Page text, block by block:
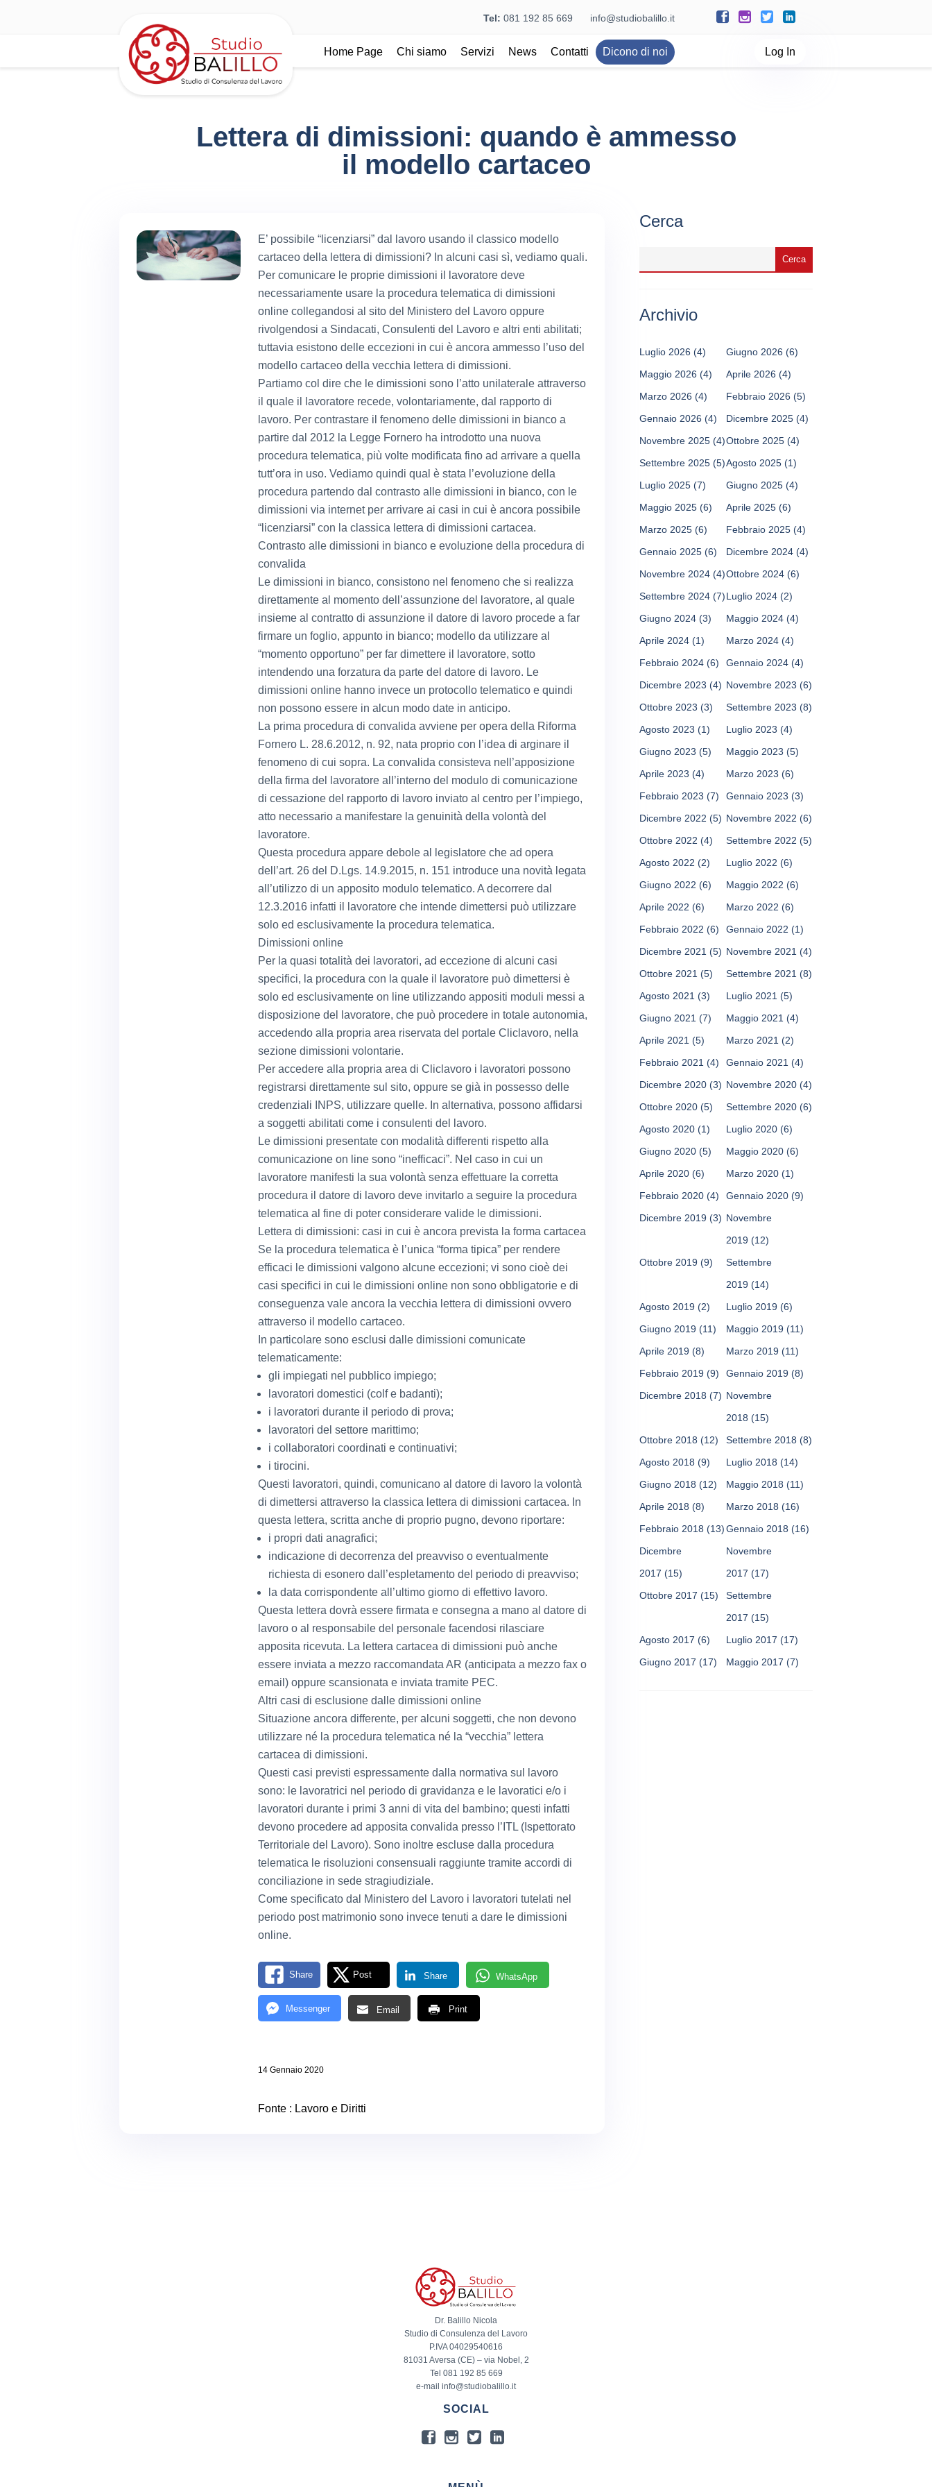
Tel: 081 192 85 669 info@studiobalillo.it
Home Page Chi siamo Servizi News Contatti Dicono di noi Log In
Lettera di dimissioni: quando è ammesso
il modello cartaceo
E’ possibile “licenziarsi” dal lavoro usando il classico modello
cartaceo della lettera di dimissioni? In alcuni casi sì, vediamo quali.
Per comunicare le proprie dimissioni il lavoratore deve
necessariamente usare la procedura telematica di dimissioni
online collegandosi al sito del Ministero del Lavoro oppure
rivolgendosi a Sindacati, Consulenti del Lavoro e altri enti abilitati;
tuttavia esistono delle eccezioni in cui è ancora ammesso l’uso del
modello cartaceo della vecchia lettera di dimissioni.
Partiamo col dire che le dimissioni sono l’atto unilaterale attraverso
il quale il lavoratore recede, volontariamente, dal rapporto di
lavoro. Per contrastare il fenomeno delle dimissioni in bianco a
partire dal 2012 la Legge Fornero ha introdotto una nuova
procedura telematica, più volte modificata fino ad arrivare a quella
tutt’ora in uso. Vediamo quindi qual è stata l’evoluzione della
procedura partendo dal contrasto alle dimissioni in bianco, con le
dimissioni via internet per arrivare ai casi in cui è ancora possibile
“licenziarsi” con la classica lettera di dimissioni cartacea.
Contrasto alle dimissioni in bianco e evoluzione della procedura di
convalida
Le dimissioni in bianco, consistono nel fenomeno che si realizza
direttamente al momento dell’assunzione del lavoratore, al quale
insieme al contratto di assunzione il datore di lavoro procede a far
firmare un foglio, appunto in bianco; modello da utilizzare al
“momento opportuno” per far dimettere il lavoratore, sotto
intendendo una forzatura da parte del datore di lavoro. Le
dimissioni online hanno invece un protocollo telematico e quindi
non possono essere in alcun modo date in anticipo.
La prima procedura di convalida avviene per opera della Riforma
Fornero L. 28.6.2012, n. 92, nata proprio con l’idea di arginare il
fenomeno di cui sopra. La convalida consisteva nell’apposizione
della firma del lavoratore all’interno del modulo di comunicazione
di cessazione del rapporto di lavoro inviato al centro per l’impiego,
atto necessario a manifestare la genuinità della volontà del
lavoratore.
Questa procedura appare debole al legislatore che ad opera
dell’art. 26 del D.Lgs. 14.9.2015, n. 151 introduce una novità legata
all’utilizzo di un apposito modulo telematico. A decorrere dal
12.3.2016 infatti il lavoratore che intende dimettersi può utilizzare
solo ed esclusivamente la procedura telematica.
Dimissioni online
Per la quasi totalità dei lavoratori, ad eccezione di alcuni casi
specifici, la procedura con la quale il lavoratore può dimettersi è
solo ed esclusivamente on line utilizzando appositi moduli messi a
disposizione del lavoratore, che può procedere in totale autonomia,
accedendo alla propria area riservata del portale Cliclavoro, nella
sezione dimissioni volontarie.
Per accedere alla propria area di Cliclavoro i lavoratori possono
registrarsi direttamente sul sito, oppure se già in possesso delle
credenziali INPS, utilizzare quelle. In alternativa, possono affidarsi
a soggetti abilitati come i consulenti del lavoro.
Le dimissioni presentate con modalità differenti rispetto alla
comunicazione on line sono “inefficaci”. Nel caso in cui un
lavoratore manifesti la sua volontà senza effettuare la corretta
procedura il datore di lavoro deve invitarlo a seguire la procedura
telematica al fine di poter considerare valide le dimissioni.
Lettera di dimissioni: casi in cui è ancora prevista la forma cartacea
Se la procedura telematica è l’unica “forma tipica” per rendere
efficaci le dimissioni valgono alcune eccezioni; vi sono cioè dei
casi specifici in cui le dimissioni online non sono obbligatorie e di
conseguenza vale ancora la vecchia lettera di dimissioni ovvero
attraverso il modello cartaceo.
In particolare sono esclusi dalle dimissioni comunicate
telematicamente:
gli impiegati nel pubblico impiego;
lavoratori domestici (colf e badanti);
i lavoratori durante il periodo di prova;
lavoratori del settore marittimo;
i collaboratori coordinati e continuativi;
i tirocini.
Questi lavoratori, quindi, comunicano al datore di lavoro la volontà
di dimettersi attraverso la classica lettera di dimissioni cartacea. In
questa lettera, scritta anche di proprio pugno, devono riportare:
i propri dati anagrafici;
indicazione di decorrenza del preavviso o eventualmente
richiesta di esonero dall’espletamento del periodo di preavviso;
la data corrispondente all’ultimo giorno di effettivo lavoro.
Questa lettera dovrà essere firmata e consegna a mano al datore di
lavoro o al responsabile del personale facendosi rilasciare
apposita ricevuta. La lettera cartacea di dimissioni può anche
essere inviata a mezzo raccomandata AR (anticipata a mezzo fax o
email) oppure scansionata e inviata tramite PEC.
Altri casi di esclusione dalle dimissioni online
Situazione ancora differente, per alcuni soggetti, che non devono
utilizzare né la procedura telematica né la “vecchia” lettera
cartacea di dimissioni.
Questi casi previsti espressamente dalla normativa sul lavoro
sono: le lavoratrici nel periodo di gravidanza e le lavoratici e/o i
lavoratori durante i primi 3 anni di vita del bambino; questi infatti
devono procedere ad apposita convalida presso l’ITL (Ispettorato
Territoriale del Lavoro). Sono inoltre escluse dalla procedura
telematica le risoluzioni consensuali raggiunte tramite accordi di
conciliazione in sede stragiudiziale.
Come specificato dal Ministero del Lavoro i lavoratori tutelati nel
periodo post matrimonio sono invece tenuti a dare le dimissioni
online.
Share Post Share WhatsApp
Messenger Email Print
14 Gennaio 2020
Fonte : Lavoro e Diritti
Cerca
Archivio
Luglio 2026 (4) Giugno 2026 (6)
Maggio 2026 (4) Aprile 2026 (4)
Marzo 2026 (4) Febbraio 2026 (5)
Gennaio 2026 (4) Dicembre 2025 (4)
Novembre 2025 (4)Ottobre 2025 (4)
Settembre 2025 (5)Agosto 2025 (1)
Luglio 2025 (7) Giugno 2025 (4)
Maggio 2025 (6) Aprile 2025 (6)
Marzo 2025 (6) Febbraio 2025 (4)
Gennaio 2025 (6) Dicembre 2024 (4)
Novembre 2024 (4)Ottobre 2024 (6)
Settembre 2024 (7)Luglio 2024 (2)
Giugno 2024 (3) Maggio 2024 (4)
Aprile 2024 (1) Marzo 2024 (4)
Febbraio 2024 (6) Gennaio 2024 (4)
Dicembre 2023 (4) Novembre 2023 (6)
Ottobre 2023 (3) Settembre 2023 (8)
Agosto 2023 (1) Luglio 2023 (4)
Giugno 2023 (5) Maggio 2023 (5)
Aprile 2023 (4) Marzo 2023 (6)
Febbraio 2023 (7) Gennaio 2023 (3)
Dicembre 2022 (5) Novembre 2022 (6)
Ottobre 2022 (4) Settembre 2022 (5)
Agosto 2022 (2) Luglio 2022 (6)
Giugno 2022 (6) Maggio 2022 (6)
Aprile 2022 (6) Marzo 2022 (6)
Febbraio 2022 (6) Gennaio 2022 (1)
Dicembre 2021 (5) Novembre 2021 (4)
Ottobre 2021 (5) Settembre 2021 (8)
Agosto 2021 (3) Luglio 2021 (5)
Giugno 2021 (7) Maggio 2021 (4)
Aprile 2021 (5) Marzo 2021 (2)
Febbraio 2021 (4) Gennaio 2021 (4)
Dicembre 2020 (3) Novembre 2020 (4)
Ottobre 2020 (5) Settembre 2020 (6)
Agosto 2020 (1) Luglio 2020 (6)
Giugno 2020 (5) Maggio 2020 (6)
Aprile 2020 (6) Marzo 2020 (1)
Febbraio 2020 (4) Gennaio 2020 (9)
Dicembre 2019 (3) Novembre
2019 (12)
Ottobre 2019 (9)
Settembre
2019 (14)
Agosto 2019 (2) Luglio 2019 (6)
Giugno 2019 (11) Maggio 2019 (11)
Aprile 2019 (8) Marzo 2019 (11)
Febbraio 2019 (9) Gennaio 2019 (8)
Dicembre 2018 (7) Novembre
2018 (15)
Ottobre 2018 (12) Settembre 2018 (8)
Agosto 2018 (9) Luglio 2018 (14)
Giugno 2018 (12) Maggio 2018 (11)
Aprile 2018 (8) Marzo 2018 (16)
Febbraio 2018 (13)Gennaio 2018 (16)
Dicembre
2017 (15)
Novembre
2017 (17)
Ottobre 2017 (15)
Settembre
2017 (15)
Agosto 2017 (6) Luglio 2017 (17)
Giugno 2017 (17) Maggio 2017 (7)
Dr. Balillo Nicola
Studio di Consulenza del Lavoro
P.IVA 04029540616
81031 Aversa (CE) – via Nobel, 2
Tel 081 192 85 669
e-mail info@studiobalillo.it
SOCIAL